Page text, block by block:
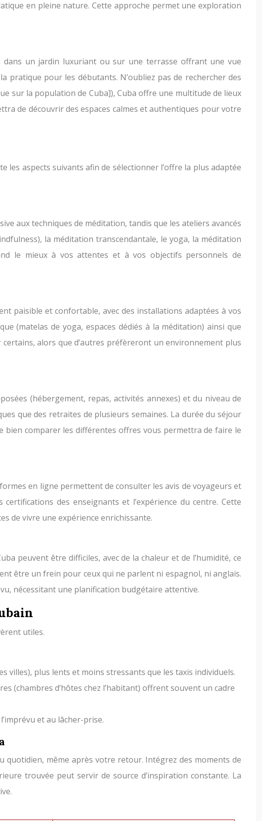
en pleine nature. Cette approche permet une exploration
un jardin luxuriant ou sur une terrasse offrant une vue
pour les débutants. N’oubliez pas de rechercher des
sur la population de Cuba]), Cuba offre une multitude de lieux
de découvrir des espaces calmes et authentiques pour votre
aspects suivants afin de sélectionner l’offre la plus adaptée
aux techniques de méditation, tandis que les ateliers avancés
la méditation transcendantale, le yoga, la méditation
le mieux à vos attentes et à vos objectifs personnels de
paisible et confortable, avec des installations adaptées à vos
(matelas de yoga, espaces dédiés à la méditation) ainsi que
alors que d’autres préfèreront un environnement plus
(hébergement, repas, activités annexes) et du niveau de
que des retraites de plusieurs semaines. La durée du séjour
bien comparer les différentes offres vous permettra de faire le
en ligne permettent de consulter les avis de voyageurs et
des enseignants et l’expérience du centre. Cette
de vivre une expérience enrichissante.
peuvent être difficiles, avec de la chaleur et de l’humidité, ce
être un frein pour ceux qui ne parlent ni espagnol, ni anglais.
nécessitant une planification budgétaire attentive.
utiles.
villes), plus lents et moins stressants que les taxis individuels.
(chambres d’hôtes chez l’habitant) offrent souvent un cadre
et au lâcher-prise.
quotidien, même après votre retour. Intégrez des moments de
trouvée peut servir de source d’inspiration constante. La